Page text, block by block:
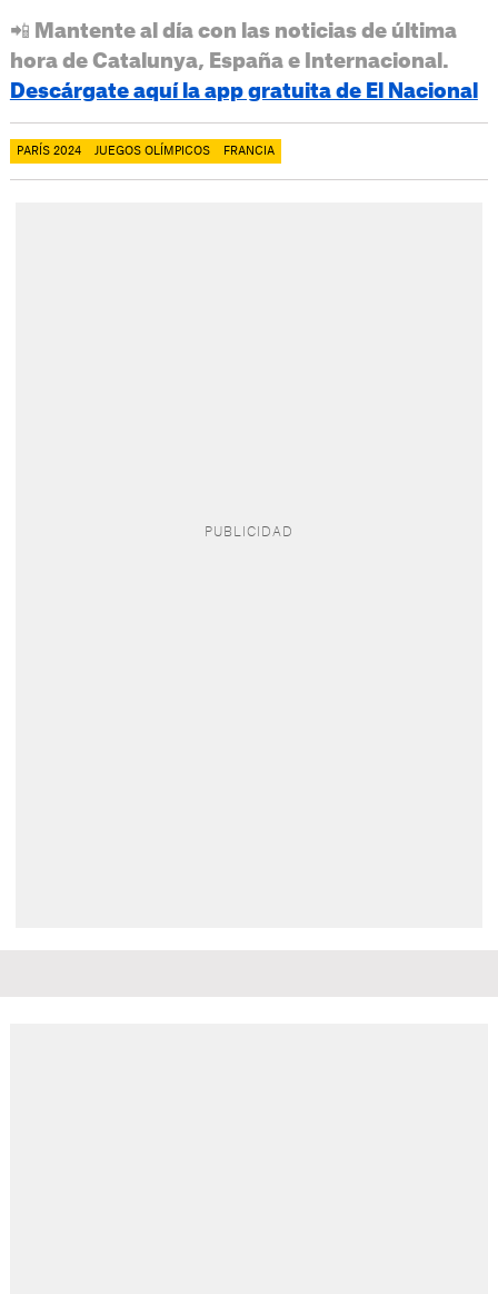
📲 Mantente al día con las noticias de última
hora de Catalunya, España e Internacional.
Descárgate aquí la app gratuita de El Nacional
PARÍS 2024 JUEGOS OLÍMPICOS FRANCIA